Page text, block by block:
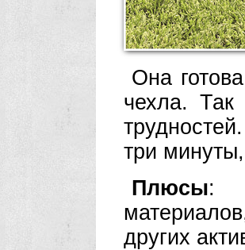
Она
чехла. Так
три
Плюсы:
других